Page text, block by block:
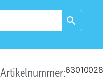
Artikelnummer:63010028